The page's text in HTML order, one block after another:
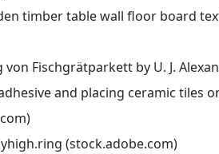
timber table wall floor board
Fischgrätparkett by U. J.
and placing ceramic tiles
(stock.adobe.com)